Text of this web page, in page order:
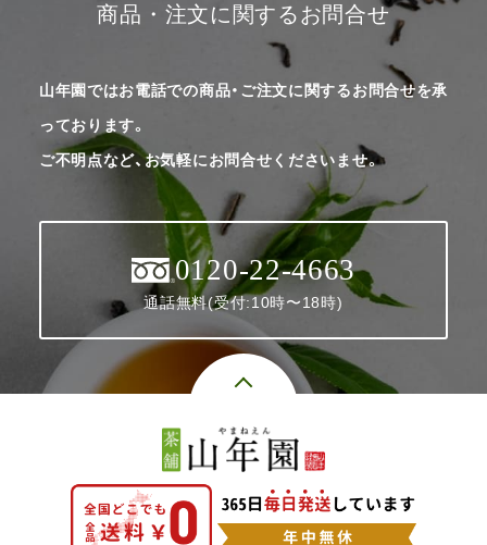
商品・注文に関するお問合せ
山年園ではお電話での商品・ご注文に関するお問合せを承
っております。
ご不明点など、お気軽にお問合せくださいませ。
0120-22-4663
通話無料(受付:10時〜18時)